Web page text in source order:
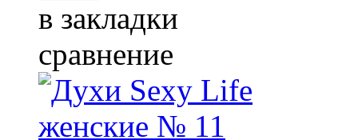
в закладки
сравнение